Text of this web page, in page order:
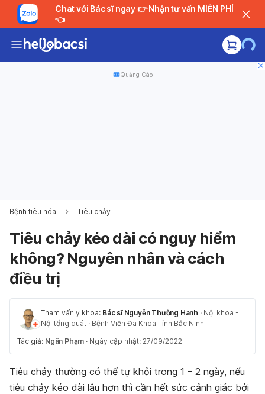
Chat với Bác sĩ ngay 👉 Nhận tư vấn MIỄN PHÍ
👈
Quảng Cáo
Bệnh tiêu hóa Tiêu chảy
Tiêu chảy kéo dài có nguy hiểm
không? Nguyên nhân và cách
điều trị
Tham vấn y khoa: Bác sĩ Nguyễn Thường Hanh · Nội khoa -
Nội tổng quát · Bệnh Viện Đa Khoa Tỉnh Bắc Ninh
Tác giả: Ngân Phạm · Ngày cập nhật: 27/09/2022
Tiêu chảy thường có thể tự khỏi trong 1 – 2 ngày, nếu
tiêu chảy kéo dài lâu hơn thì cần hết sức cảnh giác bởi